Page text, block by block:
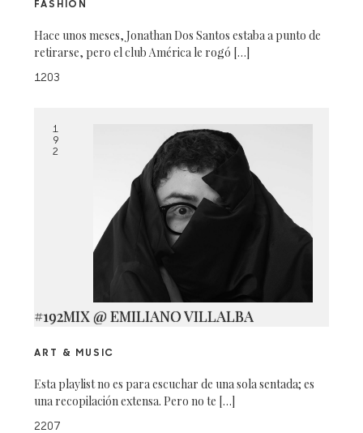
FASHION
Hace unos meses, Jonathan Dos Santos estaba a punto de
retirarse, pero el club América le rogó […]
1203
1
9
2
#192MIX @ EMILIANO VILLALBA
ART & MUSIC
Esta playlist no es para escuchar de una sola sentada; es
una recopilación extensa. Pero no te […]
2207